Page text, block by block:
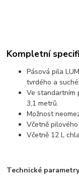
Kompletní
Pásová pila
tvrdého a
Ve standartním
3,1 metrů.
Možnost
Včetně
Včetně 12 L
Technické